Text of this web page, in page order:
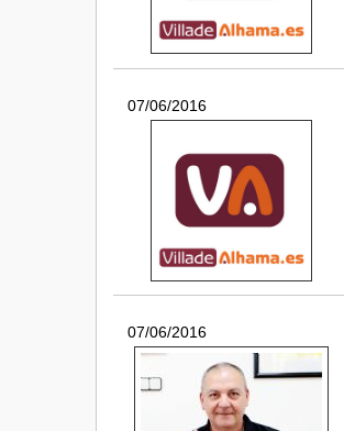
07/06/2016
07/06/2016